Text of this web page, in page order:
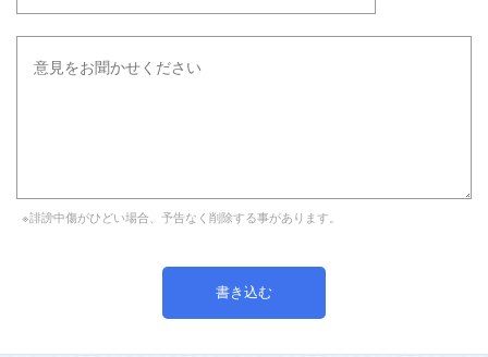
※誹謗中傷がひどい場合、予告なく削除する事があります。